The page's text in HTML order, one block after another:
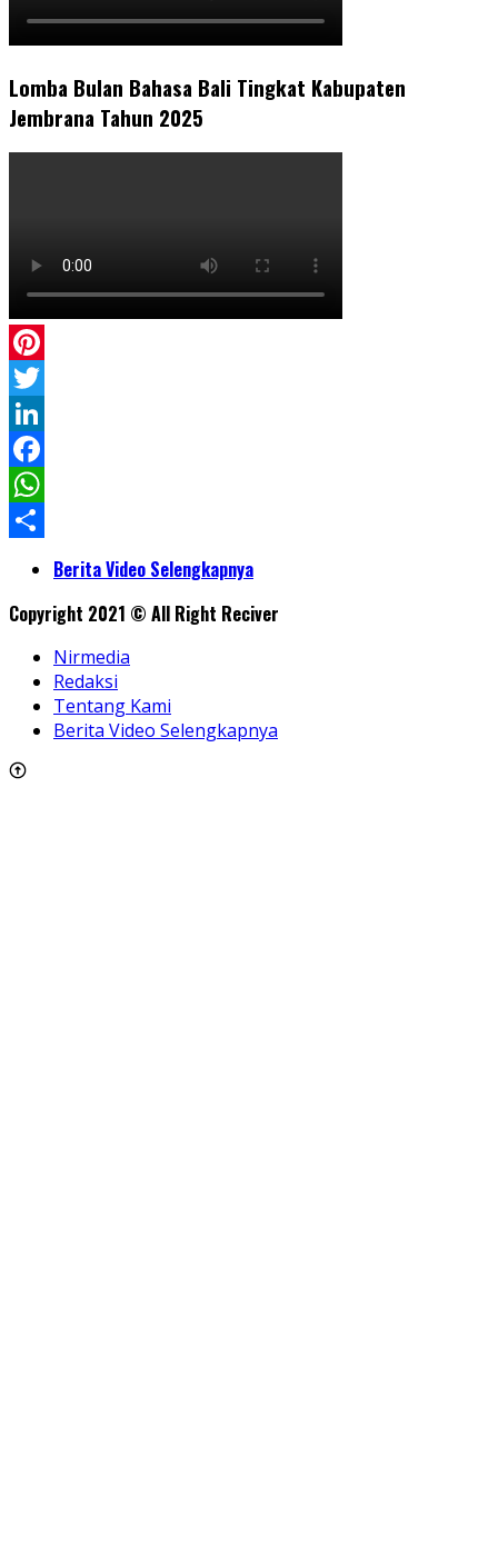
Lomba Bulan Bahasa Bali Tingkat Kabupaten
Jembrana Tahun 2025
Pinterest
Twitter
LinkedIn
Facebook
WhatsApp
ShareBerita Video Selengkapnya
Copyright 2021 © All Right Reciver
Nirmedia
Redaksi
Tentang Kami
Berita Video Selengkapnya